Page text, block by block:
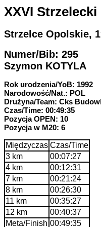
XXVI
Strzelce Opolskie,
Numer/Bib: 295
Szymon KOTYLA
Rok urodzenia/YoB: 1992
Narodowość/Nat.: POL
Drużyna/Team: Cks
Czas/Time: 00:49:35
Pozycja OPEN: 10
Pozycja w M20: 6
Międzyczas Czas/Time
3 km
00:07:27
4 km
00:12:31
7 km
00:21:24
8 km
00:26:30
11 km
00:35:27
12 km
00:40:37
Meta/Finish 00:49:35